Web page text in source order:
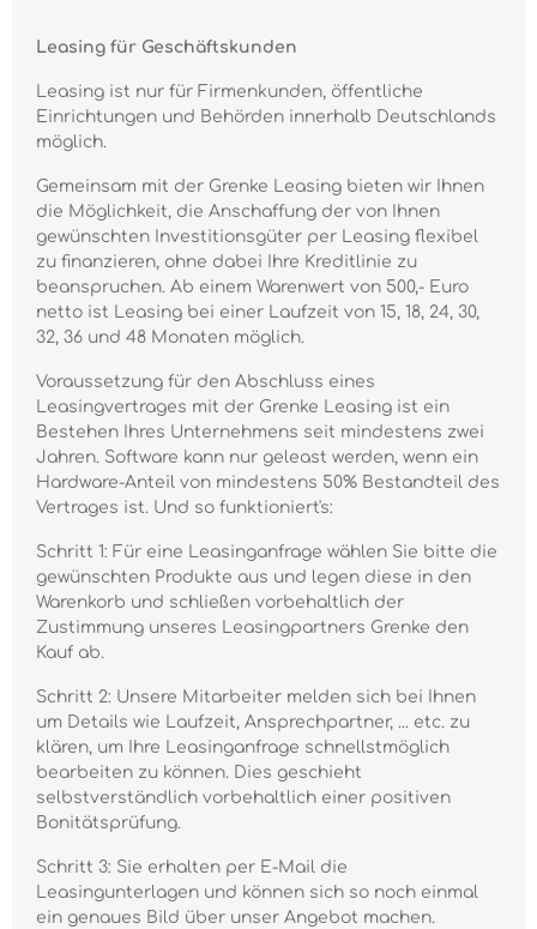
Leasing für Geschäftskunden
Leasing ist nur für Firmenkunden, öffentliche
Einrichtungen und Behörden innerhalb Deutschlands
möglich.
Gemeinsam mit der Grenke Leasing bieten wir Ihnen
die Möglichkeit, die Anschaffung der von Ihnen
gewünschten Investitionsgüter per Leasing flexibel
zu finanzieren, ohne dabei Ihre Kreditlinie zu
beanspruchen. Ab einem Warenwert von 500,- Euro
netto ist Leasing bei einer Laufzeit von 15, 18, 24, 30,
32, 36 und 48 Monaten möglich.
Voraussetzung für den Abschluss eines
Leasingvertrages mit der Grenke Leasing ist ein
Bestehen Ihres Unternehmens seit mindestens zwei
Jahren. Software kann nur geleast werden, wenn ein
Hardware-Anteil von mindestens 50% Bestandteil des
Vertrages ist. Und so funktioniert's:
Schritt 1: Für eine Leasinganfrage wählen Sie bitte die
gewünschten Produkte aus und legen diese in den
Warenkorb und schließen vorbehaltlich der
Zustimmung unseres Leasingpartners Grenke den
Kauf ab.
Schritt 2: Unsere Mitarbeiter melden sich bei Ihnen
um Details wie Laufzeit, Ansprechpartner, ... etc. zu
klären, um Ihre Leasinganfrage schnellstmöglich
bearbeiten zu können. Dies geschieht
selbstverständlich vorbehaltlich einer positiven
Bonitätsprüfung.
Schritt 3: Sie erhalten per E-Mail die
Leasingunterlagen und können sich so noch einmal
ein genaues Bild über unser Angebot machen.